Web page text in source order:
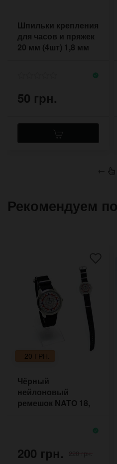
Шпильки крепления
для часов и пряжек
20 мм (4шт) 1,8 мм
50 грн.
←
Рекомендуем
–20 ГРН.
Чёрный
нейлоновый
ремешок NATO 18,
200 грн. 220 грн.